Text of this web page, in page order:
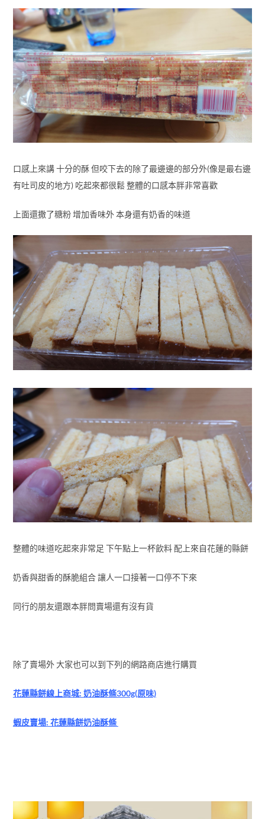
口感上來講 十分的酥 但咬下去的除了最邊邊的部分外(像是最右邊
有吐司皮的地方) 吃起來都很鬆 整體的口感本胖非常喜歡
上面還撒了糖粉 增加香味外 本身還有奶香的味道
整體的味道吃起來非常足 下午點上一杯飲料 配上來自花蓮的縣餅
奶香與甜香的酥脆組合 讓人一口接著一口停不下來
同行的朋友還跟本胖問賣場還有沒有貨
除了賣場外 大家也可以到下列的網路商店進行購買
花蓮縣餅線上商城: 奶油酥條300g(原味)
蝦皮賣場: 花蓮縣餅奶油酥條